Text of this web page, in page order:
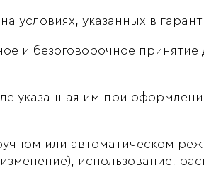
указанных в
и безоговорочное
им при
или автоматическом
использование,